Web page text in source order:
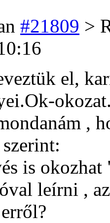
#21809 >
el,
,
is
leírni ,